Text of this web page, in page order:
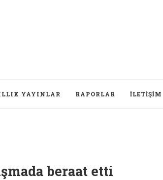
YAYINLAR RAPORLAR İLETIŞIM
beraat etti